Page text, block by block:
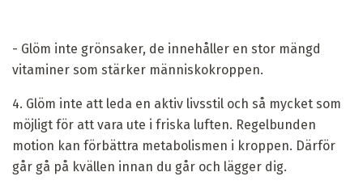
- Glöm inte grönsaker, de innehåller en stor mängd
vitaminer som stärker människokroppen.
4. Glöm inte att leda en aktiv livsstil och så mycket som
möjligt för att vara ute i friska luften. Regelbunden
motion kan förbättra metabolismen i kroppen. Därför
går gå på kvällen innan du går och lägger dig.